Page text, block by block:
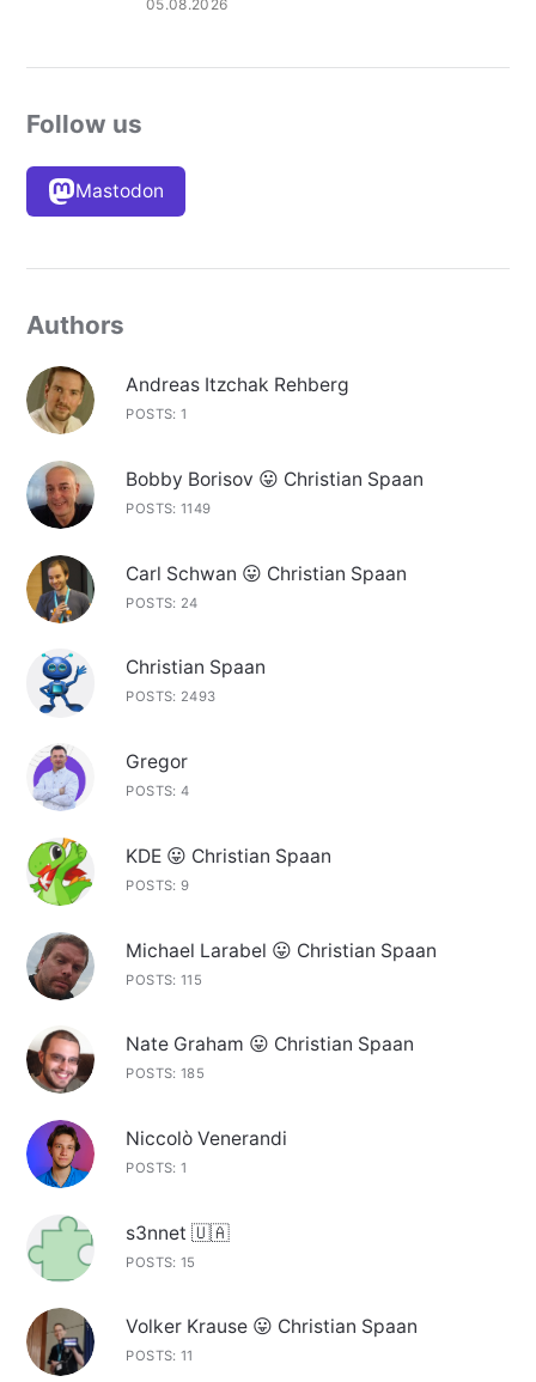
05.08.2026
Follow us
Mastodon
Authors
Andreas Itzchak Rehberg
POSTS: 1
Bobby Borisov 😛 Christian Spaan
POSTS: 1149
Carl Schwan 😛 Christian Spaan
POSTS: 24
Christian Spaan
POSTS: 2493
Gregor
POSTS: 4
KDE 😛 Christian Spaan
POSTS: 9
Michael Larabel 😛 Christian Spaan
POSTS: 115
Nate Graham 😛 Christian Spaan
POSTS: 185
Niccolò Venerandi
POSTS: 1
s3nnet 🇺🇦
POSTS: 15
Volker Krause 😛 Christian Spaan
POSTS: 11